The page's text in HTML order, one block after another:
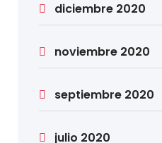
diciembre 2020
noviembre 2020
septiembre 2020
julio 2020